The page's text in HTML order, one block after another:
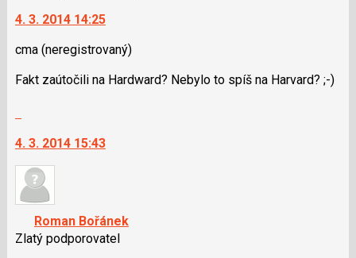
4. 3. 2014 14:25
cma (neregistrovaný)
Fakt zaútočili na Hardward? Nebylo to spíš na Harvard? ;-)
další
nový
názor.
navigaci
lze
použít
4. 3. 2014 15:43
Roman Bořánek
Zlatý podporovatel